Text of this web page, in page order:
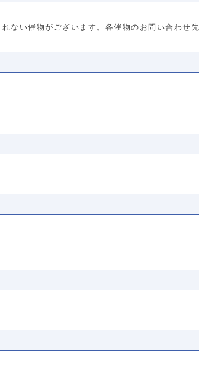
い催物がございます。各催物のお問い合わせ